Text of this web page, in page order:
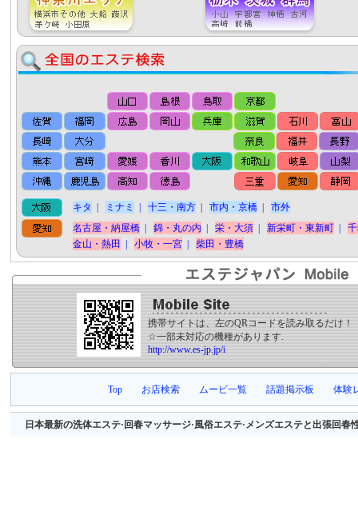
キタ ミナミ 十三・南方 市内・京橋
市外
名古屋・納屋橋
錦・丸の内 栄・大須 新栄町・東新町
金山・熱田
小牧・一宮 柴田・豊橋
携帯サイトは、左のQRコードを読み取るだけ！
☆一部未対応の機種があります.
http://www.es-jp.jp/i
Top お店検索 ムービ一覧 話題掲示板 体験
日本最新の洗体エステ·回春マッサージ·風俗エステ·メンズエステと出張回